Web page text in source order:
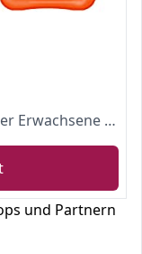
LEKIA Schwimmboje Hoch Sichtbarer Erwachsene Schwimmboje mit Trockentasche IPX8 Wasserdichter Handyhülle für Offenes Wasser, Aufblasbare Sicherheits Rettungsboje für Schwimmen, Triathlon, Schnorchler
und Partnern